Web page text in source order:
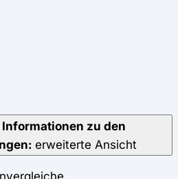
zu den
erweiterte Ansicht